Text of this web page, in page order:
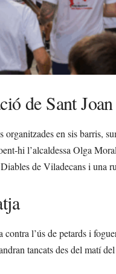
de Sant Joan
en sis barris,
hi l’alcaldessa Olga
de Viladecans i una
l’ús de petards i
tancats des del matí